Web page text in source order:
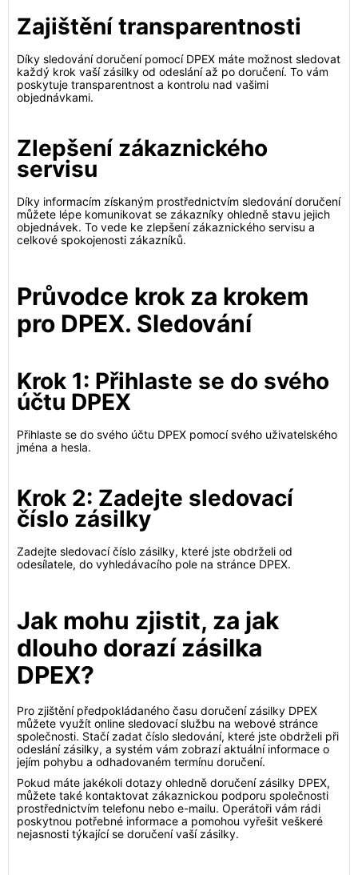
Zajištění transparentnosti
Díky sledování doručení pomocí DPEX máte možnost sledovat
každý krok vaší zásilky od odeslání až po doručení. To vám
poskytuje transparentnost a kontrolu nad vašimi
objednávkami.
Zlepšení zákaznického
servisu
Díky informacím získaným prostřednictvím sledování doručení
můžete lépe komunikovat se zákazníky ohledně stavu jejich
objednávek. To vede ke zlepšení zákaznického servisu a
celkové spokojenosti zákazníků.
Průvodce krok za krokem
pro DPEX. Sledování
Krok 1: Přihlaste se do svého
účtu DPEX
Přihlaste se do svého účtu DPEX pomocí svého uživatelského
jména a hesla.
Krok 2: Zadejte sledovací
číslo zásilky
Zadejte sledovací číslo zásilky, které jste obdrželi od
odesílatele, do vyhledávacího pole na stránce DPEX.
Jak mohu zjistit, za jak
dlouho dorazí zásilka
DPEX?
Pro zjištění předpokládaného času doručení zásilky DPEX
můžete využít online sledovací službu na webové stránce
společnosti. Stačí zadat číslo sledování, které jste obdrželi při
odeslání zásilky, a systém vám zobrazí aktuální informace o
jejím pohybu a odhadovaném termínu doručení.
Pokud máte jakékoli dotazy ohledně doručení zásilky DPEX,
můžete také kontaktovat zákaznickou podporu společnosti
prostřednictvím telefonu nebo e-mailu. Operátoři vám rádi
poskytnou potřebné informace a pomohou vyřešit veškeré
nejasnosti týkající se doručení vaší zásilky.